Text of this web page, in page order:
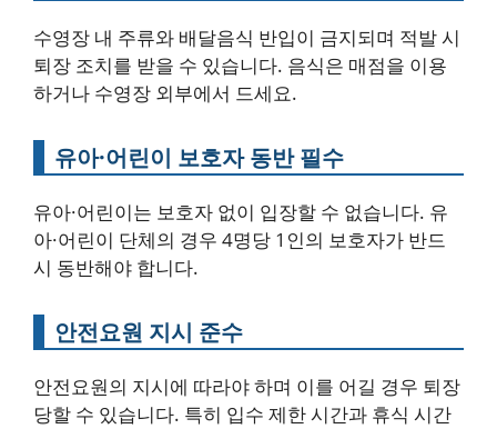
수영장 내 주류와 배달음식 반입이 금지되며 적발 시
퇴장 조치를 받을 수 있습니다. 음식은 매점을 이용
하거나 수영장 외부에서 드세요.
유아·어린이 보호자 동반 필수
유아·어린이는 보호자 없이 입장할 수 없습니다. 유
아·어린이 단체의 경우 4명당 1인의 보호자가 반드
시 동반해야 합니다.
안전요원 지시 준수
안전요원의 지시에 따라야 하며 이를 어길 경우 퇴장
당할 수 있습니다. 특히 입수 제한 시간과 휴식 시간